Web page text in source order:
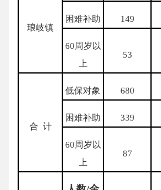
琅岐镇
困难补助 149
60周岁以
上
53
合 计
低保对象 680
困难补助 339
60周岁以
上
87